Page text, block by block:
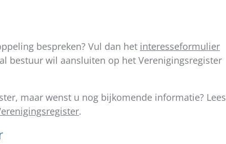
bespreken? Vul dan het interesseformulier
bestuur wil aansluiten op het Verenigingsregister
maar wenst u nog bijkomende informatie? Lees
.